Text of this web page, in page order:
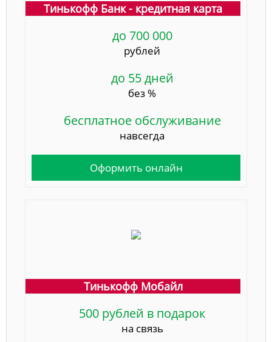
Тинькофф Банк - кредитная карта
до 700 000
рублей
до 55 дней
без %
бесплатное обслуживание
навсегда
Оформить онлайн
Тинькофф Мобайл
500 рублей в подарок
на связь